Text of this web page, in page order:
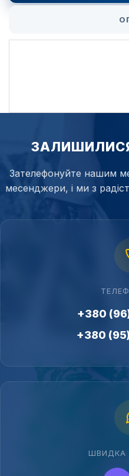
Зателефонуйте нашим
месенджери, і ми з
+380
+380
ШВИДКА